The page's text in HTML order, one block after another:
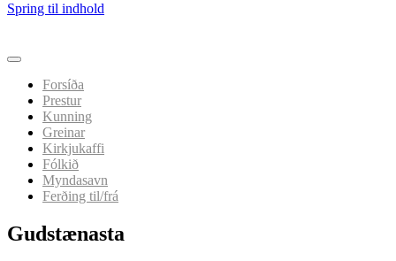
Spring til indhold
Forsíða
Prestur
Kunning
Greinar
Kirkjukaffi
Fólkið
Myndasavn
Ferðing til/frá
Gudstænasta